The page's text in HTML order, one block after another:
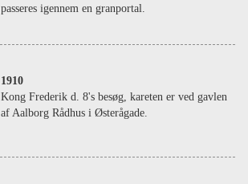
passeres igennem en granportal.
1910
Kong Frederik d. 8's besøg, kareten er ved gavlen
af Aalborg Rådhus i Østerågade.